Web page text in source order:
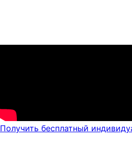
Получить бесплатный